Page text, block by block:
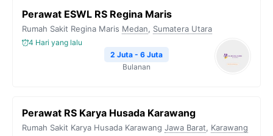
Perawat ESWL RS Regina Maris
Rumah Sakit Regina Maris Medan, Sumatera Utara
4 Hari yang lalu
2 Juta - 6 Juta
Bulanan
Perawat RS Karya Husada Karawang
Rumah Sakit Karya Husada Karawang Jawa Barat, Karawang